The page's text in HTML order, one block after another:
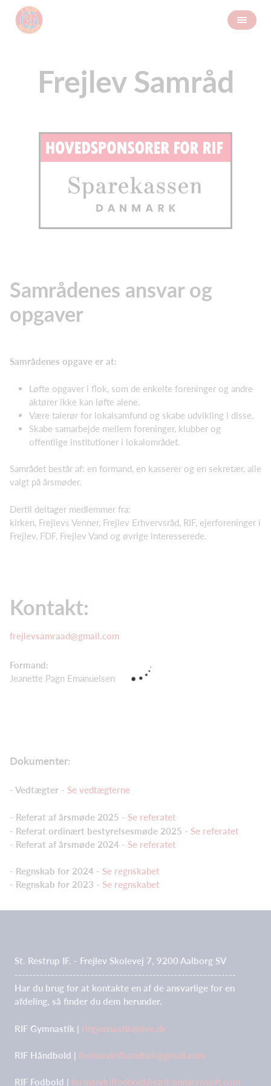
Frejlev Samråd
Samrådenes ansvar og
opgaver
Samrådenes opgave er at:
Løfte opgaver i flok, som de enkelte foreninger og andre
aktører ikke kan løfte alene.
Være talerør for lokalsamfund og skabe udvikling i disse.
Skabe samarbejde mellem foreninger, klubber og
offentlige institutioner i lokalområdet.
Samrådet består af: en formand, en kasserer og en sekretær, alle
valgt på årsmøder.
Dertil deltager medlemmer fra:
kirken, Frejlevs Venner, Frejlev Erhvervsråd, RIF, ejerforeninger i
Frejlev, FDF, Frejlev Vand og øvrige interesserede.
Kontakt:
frejlevsamraad@gmail.com
Formand:
Jeanette Pagn Emanuelsen
Dokumenter:
- Vedtægter - Se vedtægterne
- Referat af årsmøde 2025 - Se referatet
- Referat ordinært bestyrelsesmøde 2025 - Se referatet
- Referat af årsmøde 2024 - Se referatet
- Regnskab for 2024 - Se regnskabet
- Regnskab for 2023 - Se regnskabet
St. Restrup IF. - Frejlev Skolevej 7, 9200 Aalborg SV
-------------------------------------------------------------
Har du brug for at kontakte en af de ansvarlige for en
afdeling, så finder du dem herunder.
RIF Gymnastik | rifgymnastik@live.dk
RIF Håndbold | formandrifhandball@gmail.com
RIF Fodbold | formandriffodbold@strif.onmicrosoft.com